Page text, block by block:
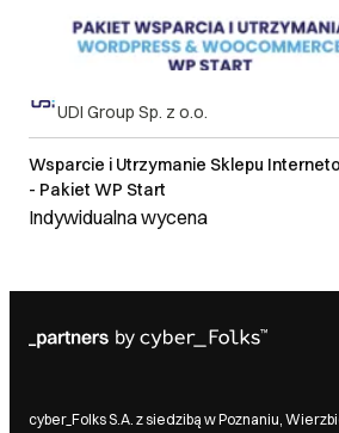
UDI Group Sp. z o.o.
Wsparcie i Utrzymanie Sklepu
- Pakiet WP Start
Indywidualna wycena
cyber_Folks S.A. z siedzibą w Poznaniu,